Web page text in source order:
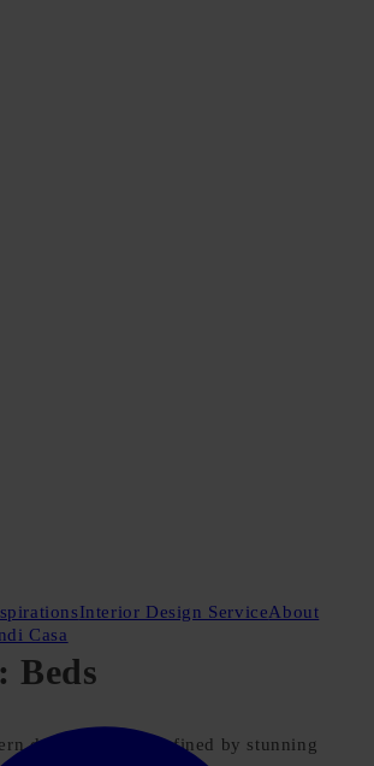
Interior Design ServiceAbout
Casa
Beds
designer beds, defined by stunning